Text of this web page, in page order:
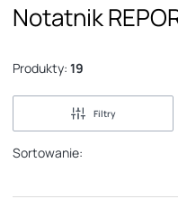
Notatnik
Produkty: 19
Filtry
Sortowanie: